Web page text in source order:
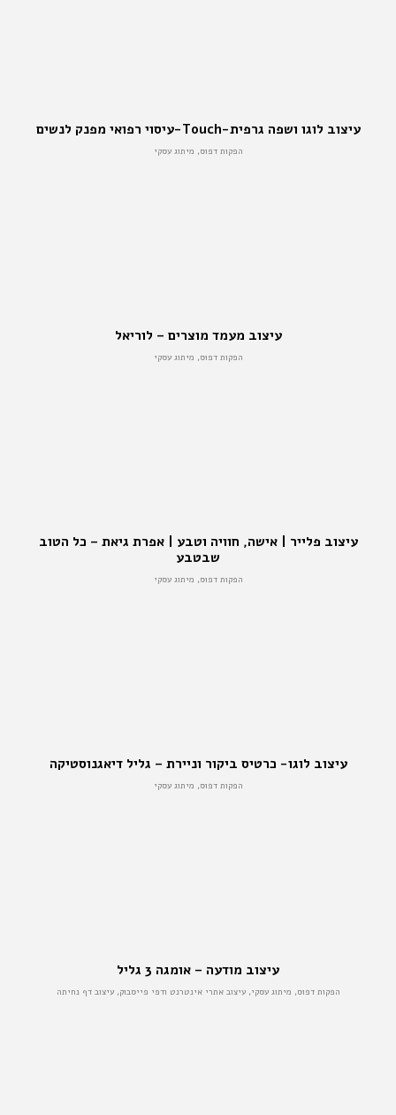
עיצוב לוגו ושפה גרפית-Touch-עיסוי רפואי מפנק לנשים
הפקות דפוס, מיתוג עסקי
עיצוב מעמד מוצרים – לוריאל
הפקות דפוס, מיתוג עסקי
עיצוב פלייר | אישה, חוויה וטבע | אפרת גיאת – כל הטוב
שבטבע
הפקות דפוס, מיתוג עסקי
עיצוב לוגו- כרטיס ביקור וניירת – גליל דיאגנוסטיקה
הפקות דפוס, מיתוג עסקי
עיצוב מודעה – אומגה 3 גליל
הפקות דפוס, מיתוג עסקי, עיצוב אתרי אינטרנט ודפי פייסבוק, עיצוב דף נחיתה